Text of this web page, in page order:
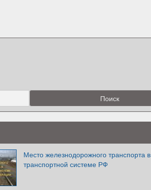
Место железнодорожного транспорта в
транспортной системе РФ